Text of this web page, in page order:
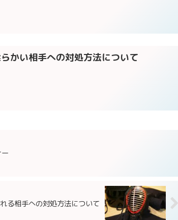
かい相手への対処方法について
る相手への対処方法について